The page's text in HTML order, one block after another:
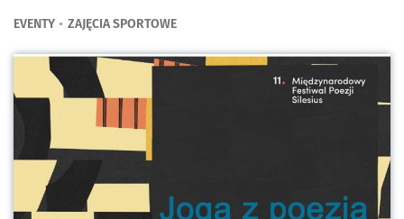
EVENTY ZAJĘCIA SPORTOWE
Kliknij, aby powiększyć